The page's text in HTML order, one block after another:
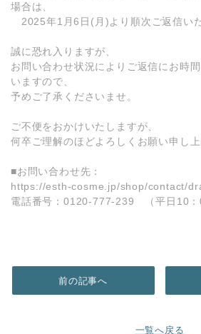
場合は、
2025年1月6日(月)より順次ご返信いた
誠に恐れ入りますが、
お問い合わせ状況によりご返信にお時
いますので、
予めご了承くださいませ。
ご不便をおかけいたしますが、
何卒ご理解のほどよろしくお願い申し上
■お問い合わせ先：
https://esth-cosme.jp/shop/contact/
電話番号：0120-777-239 （平日10：
前の記事へ
一覧へ戻る